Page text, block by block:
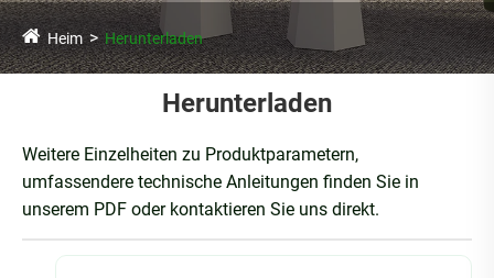
Heim Herunterladen
Herunterladen
Weitere Einzelheiten zu Produktparametern,
umfassendere technische Anleitungen finden Sie in
unserem PDF oder kontaktieren Sie uns direkt.